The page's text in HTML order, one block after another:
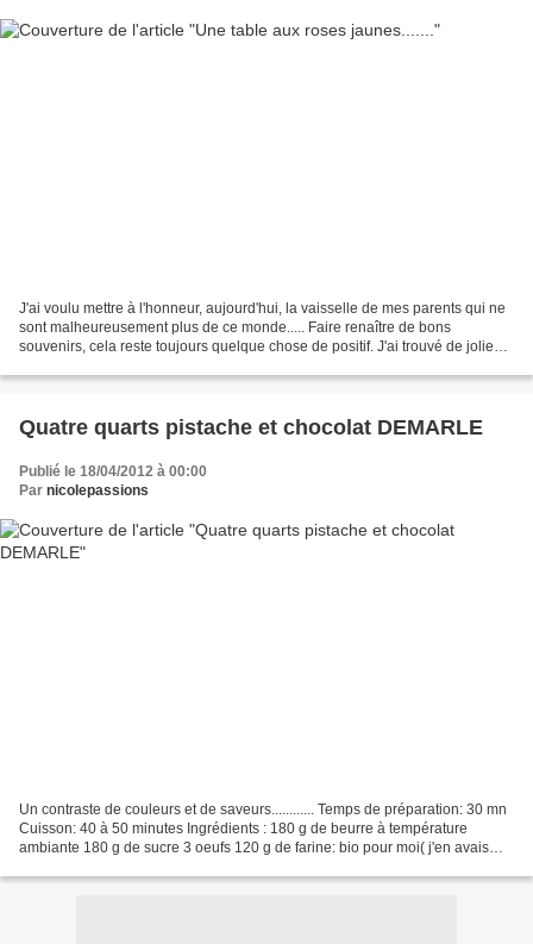
J'ai voulu mettre à l'honneur, aujourd'hui, la vaisselle de mes parents qui ne
sont malheureusement plus de ce monde..... Faire renaître de bons
souvenirs, cela reste toujours quelque chose de positif. J'ai trouvé de jolies
Quatre quarts pistache et chocolat DEMARLE
Publié le 18/04/2012 à 00:00
Par nicolepassions
Un contraste de couleurs et de saveurs............ Temps de préparation: 30 mn
Cuisson: 40 à 50 minutes Ingrédients : 180 g de beurre à température
ambiante 180 g de sucre 3 oeufs 120 g de farine: bio pour moi( j'en avais